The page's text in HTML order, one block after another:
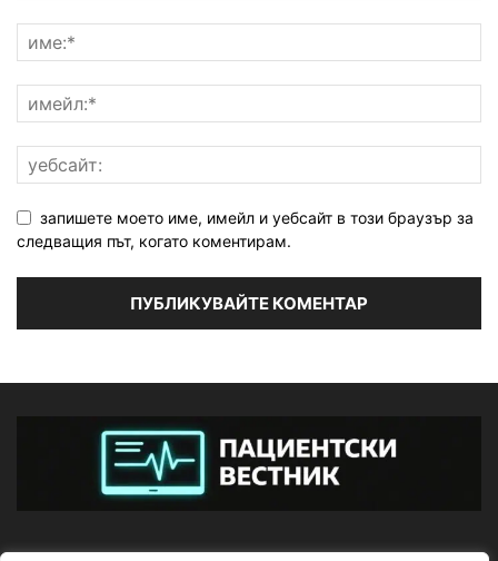
запишете моето име, имейл и уебсайт в този браузър за
следващия път, когато коментирам.